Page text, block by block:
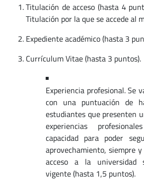
Titulación de acceso (hasta 4
Titulación por la que se accede al
Expediente académico (hasta 3
Currículum Vitae (hasta 3 puntos).
Experiencia profesional. Se
con una puntuación de
estudiantes que presenten
experiencias
capacidad para poder
aprovechamiento, siempre
acceso a la universidad
vigente (hasta 1,5 puntos).